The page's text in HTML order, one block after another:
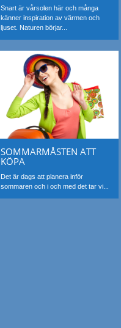
Snart är vårsolen här och många
känner inspiration av värmen och
ljuset. Naturen börjar...
SOMMARMÅSTEN ATT
KÖPA
Det är dags att planera inför
sommaren och i och med det tar vi...